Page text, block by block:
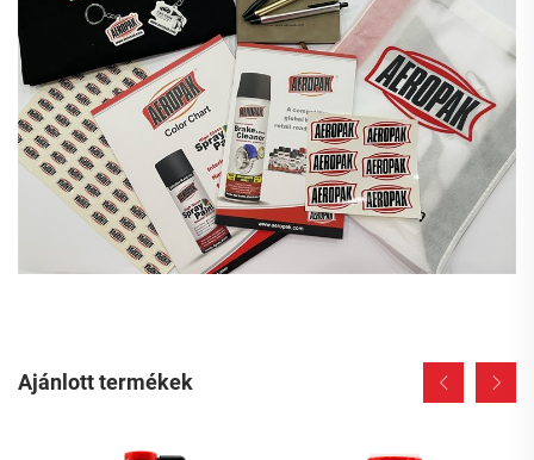
Ajánlott termékek